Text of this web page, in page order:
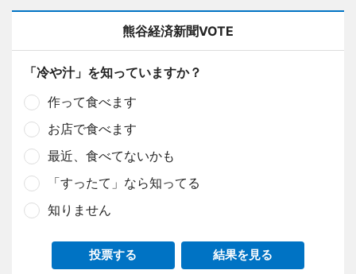
熊谷経済新聞VOTE
「冷や汁」を知っていますか？
作って食べます
お店で食べます
最近、食べてないかも
「すったて」なら知ってる
知りません
投票する 結果を見る